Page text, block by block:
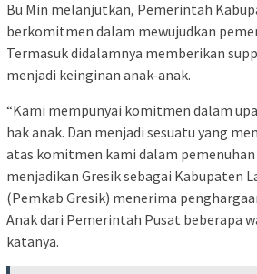
Bu Min melanjutkan, Pemerintah
berkomitmen dalam mewujudkan
Termasuk didalamnya memberikan
menjadi keinginan anak-anak.
“Kami mempunyai komitmen dalam
hak anak. Dan menjadi sesuatu yang
atas komitmen kami dalam
menjadikan Gresik sebagai Kabupaten
(Pemkab Gresik) menerima
Anak dari Pemerintah Pusat beberapa
katanya.